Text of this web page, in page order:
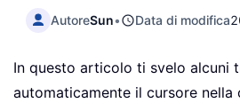
AutoreSun• Data di modifica
In questo articolo ti svelo alcuni
automaticamente il cursore nella